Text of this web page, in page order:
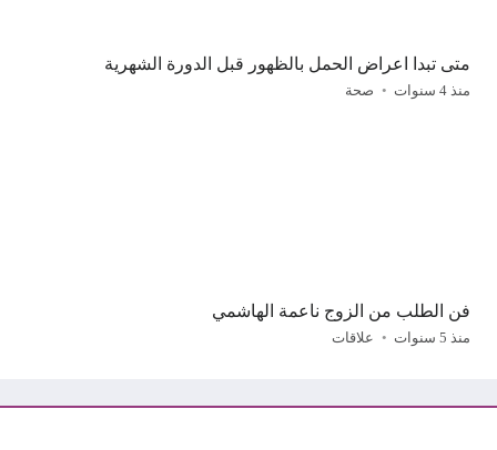
متى تبدا اعراض الحمل بالظهور قبل الدورة الشهرية
منذ 4 سنوات صحة
فن الطلب من الزوج ناعمة الهاشمي
منذ 5 سنوات علاقات